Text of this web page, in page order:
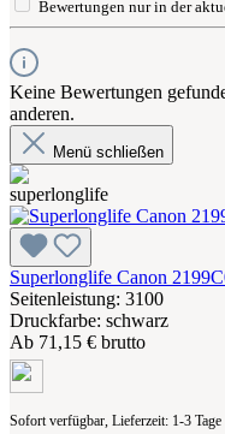
Bewertungen nur in der
Keine Bewertungen
anderen.
Menü schließen
Superlonglife Canon
Seitenleistung: 3100
Druckfarbe: schwarz
Ab 71,15 € brutto
Sofort verfügbar, Lieferzeit: 1-3 Tage